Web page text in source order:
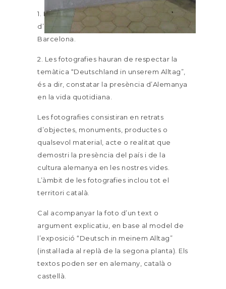
1. El concurs s’adreça a tot l’alumnat
d’alemany de l’Institut Jaume Balmes de
Barcelona.
2. Les fotografies hauran de respectar la
temàtica “Deutschland in unserem Alltag”,
és a dir, constatar la presència d’Alemanya
en la vida quotidiana.
Les fotografies consistiran en retrats
d’objectes, monuments, productes o
qualsevol material, acte o realitat que
demostri la presència del país i de la
cultura alemanya en les nostres vides.
L’àmbit de les fotografies inclou tot el
territori català.
Cal acompanyar la foto d’un text o
argument explicatiu, en base al model de
l’exposició “Deutsch in meinem Alltag”
(instal·lada al replà de la segona planta). Els
textos poden ser en alemany, català o
castellà.